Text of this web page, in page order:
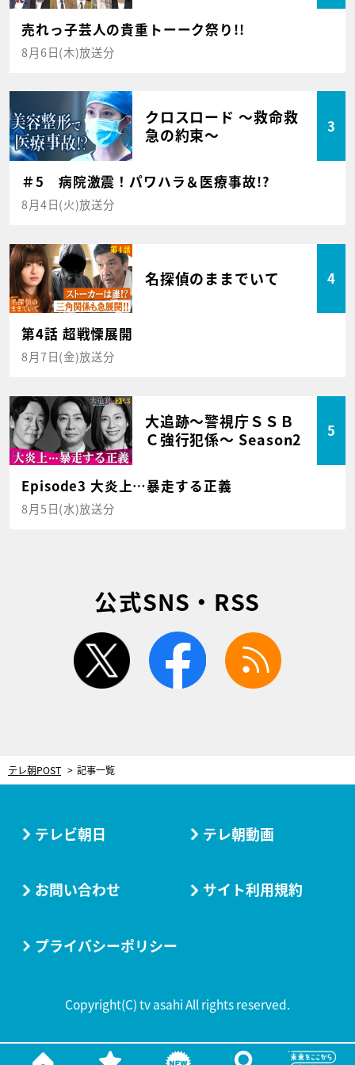
売れっ子芸人の貴重トーーク祭り!!
8月6日(木)放送分
クロスロード ～救命救
急の約束～
3
＃5 病院激震！パワハラ＆医療事故!?
8月4日(火)放送分
名探偵のままでいて 4
第4話 超戦慄展開
8月7日(金)放送分
大追跡～警視庁ＳＳＢ
Ｃ強行犯係～ Season2
5
Episode3 大炎上…暴走する正義
8月5日(水)放送分
公式SNS・RSS
twitter facebook
テレ朝POST 記事一覧
テレビ朝日 テレ朝動画
お問い合わせ サイト利用規約
プライバシーポリシー
Copyright(C) tv asahi All rights reserved.